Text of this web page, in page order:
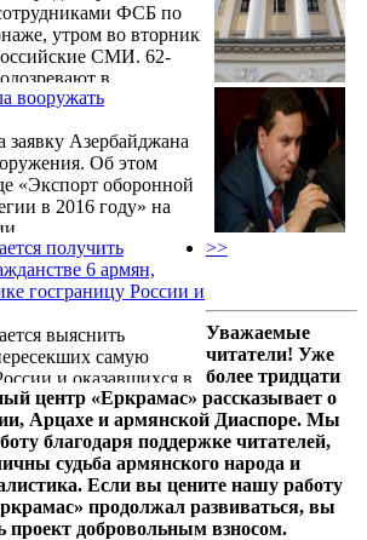
ФСБ по
утром во вторник
СМИ. 62-
в
о военно-
которые он, по
за границу.
вооружать
заявку Азербайджана
Об этом
«Экспорт оборонной
в 2016 году» на
получить
6 армян,
госграницу России и
выяснить
самую
и оказавшихся в
Panorama.am
РА Тигран Балаян.
>>
Уважаемые
читатели! Уже
более тридцати
центр «Еркрамас» рассказывает о
Арцахе и армянской Диаспоре. Мы
благодаря поддержке читателей,
судьба армянского народа и
Если вы цените нашу работу
продолжал развиваться, вы
проект добровольным взносом.